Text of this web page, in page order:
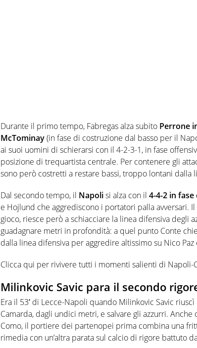
Durante il primo tempo, Fabregas alza subito Perrone
McTominay(in fase di costruzione dal basso per il
ai suoi uomini di schierarsi con il 4-2-3-1, in fase
posizione di trequartista centrale. Per contenere gli
sono però costretti a restare bassi, troppo lontani dalla
Dal secondo tempo, il Napolisi alza con il 4-4-2 in
e Hojlund che aggrediscono i portatori palla avversari.
gioco, riesce però a schiacciare la linea difensiva degli
guadagnare metri in profondità: a quel punto Conte
dalla linea difensiva per aggredire altissimo su Nico
Clicca qui per rivivere tutti i momenti salienti di Napoli-
Milinkovic Savic para il secondo
Era il 53′ di Lecce-Napoli quando Milinkovic Savic
Camarda, dagli undici metri, e salvare gli azzurri. Anche
Como, il portiere dei partenopei prima combina una
rimedia con un’altra parata sul calcio di rigore battuto